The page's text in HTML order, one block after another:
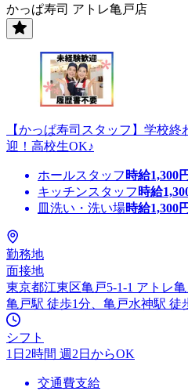
かっぱ寿司 アトレ亀戸店
【かっぱ寿司スタッフ】学校
迎！高校生OK♪
ホールスタッフ 時給1,300
キッチンスタッフ 時給
皿洗い・洗い場時給1,300
勤務地
面接地
東京都江東区亀戸5-1-1 アトレ
亀戸駅 徒歩1分、亀戸水神駅 徒
シフト
1日2時間 週2日からOK
交通費支給